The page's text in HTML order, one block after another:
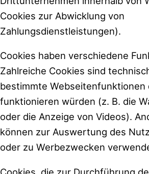
Cookies zur Abwicklung von
Zahlungsdienstleistungen).
Cookies haben verschiedene
Zahlreiche Cookies sind
bestimmte Webseitenfunktionen
funktionieren würden (z. B. die
oder die Anzeige von Videos).
können zur Auswertung des
oder zu Werbezwecken